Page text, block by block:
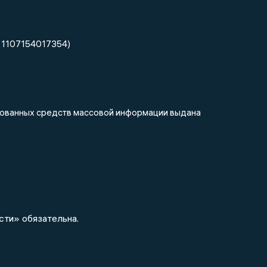
средств массовой информации выдана
обязательна.